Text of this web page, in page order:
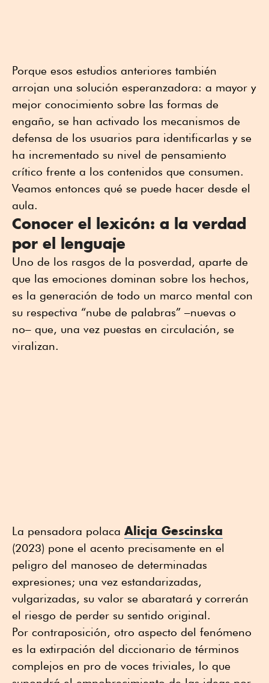
Porque esos estudios anteriores también
arrojan una solución esperanzadora: a mayor y
mejor conocimiento sobre las formas de
engaño, se han activado los mecanismos de
defensa de los usuarios para identificarlas y se
ha incrementado su nivel de pensamiento
crítico frente a los contenidos que consumen.
Veamos entonces qué se puede hacer desde el
aula.
Conocer el lexicón: a la verdad
por el lenguaje
Uno de los rasgos de la posverdad, aparte de
que las emociones dominan sobre los hechos,
es la generación de todo un marco mental con
su respectiva “nube de palabras” –nuevas o
no– que, una vez puestas en circulación, se
viralizan.
La pensadora polaca Alicja Gescinska
(2023) pone el acento precisamente en el
peligro del manoseo de determinadas
expresiones; una vez estandarizadas,
vulgarizadas, su valor se abaratará y correrán
el riesgo de perder su sentido original.
Por contraposición, otro aspecto del fenómeno
es la extirpación del diccionario de términos
complejos en pro de voces triviales, lo que